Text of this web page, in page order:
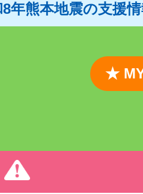
年熊本地震の支援
★